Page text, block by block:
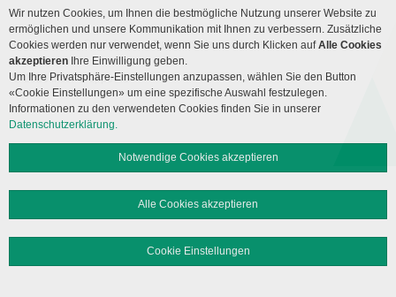
Impressum Disclaimer Datenschutz Sitemap
© 2026 Insel Gruppe AG
Wir nutzen Cookies, um Ihnen die bestmögliche Nutzung unserer Website zu
ermöglichen und unsere Kommunikation mit Ihnen zu verbessern. Zusätzliche
Cookies werden nur verwendet, wenn Sie uns durch Klicken aufAlle Cookies
akzeptieren Ihre Einwilligung geben.
Um Ihre Privatsphäre-Einstellungen anzupassen, wählen Sie den Button
«Cookie Einstellungen» um eine spezifische Auswahl festzulegen.
Informationen zu den verwendeten Cookies finden Sie in unserer
Datenschutzerklärung.
Notwendige Cookies akzeptieren
Alle Cookies akzeptieren
Cookie Einstellungen